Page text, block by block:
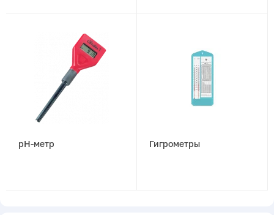
pH-метр Гигрометры